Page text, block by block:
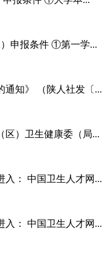
）申报条件 ①第一学...
通知》 （陕人社发〔...
区）卫生健康委（局...
入： 中国卫生人才网...
入： 中国卫生人才网...